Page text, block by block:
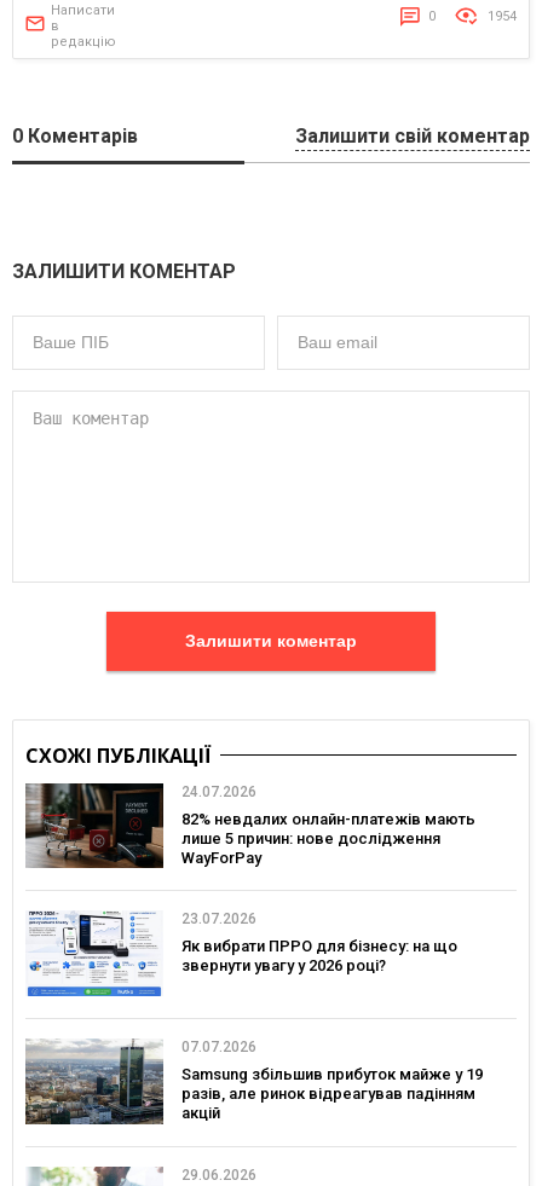
Написати
в
редакцію
0 1954
0 Коментарів Залишити свій коментар
ЗАЛИШИТИ КОМЕНТАР
Залишити коментар
СХОЖІ ПУБЛІКАЦІЇ
24.07.2026
82% невдалих онлайн-платежів мають
лише 5 причин: нове дослідження
WayForPay
23.07.2026
Як вибрати ПРРО для бізнесу: на що
звернути увагу у 2026 році?
07.07.2026
Samsung збільшив прибуток майже у 19
разів, але ринок відреагував падінням
акцій
29.06.2026